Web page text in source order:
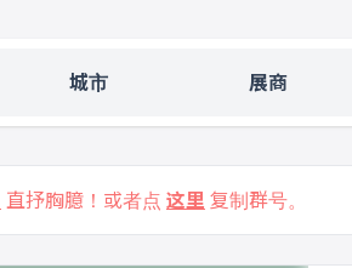
城市 展商
直抒胸臆！或者点 这里 复制群号。